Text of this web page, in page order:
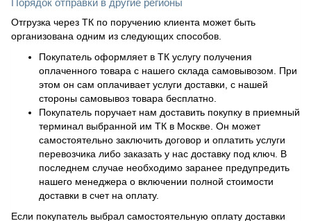
Отгрузка через ТК по поручению клиента может быть
организована одним из следующих способов.
Покупатель оформляет в ТК услугу получения
оплаченного товара с нашего склада самовывозом. При
этом он сам оплачивает услуги доставки, с нашей
стороны самовывоз товара бесплатно.
Покупатель поручает нам доставить покупку в приемный
терминал выбранной им ТК в Москве. Он может
самостоятельно заключить договор и оплатить услуги
перевозчика либо заказать у нас доставку под ключ. В
последнем случае необходимо заранее предупредить
нашего менеджера о включении полной стоимости
доставки в счет на оплату.
Если покупатель выбрал самостоятельную оплату доставки